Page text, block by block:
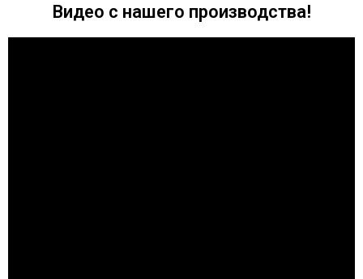
Видео с нашего производства!